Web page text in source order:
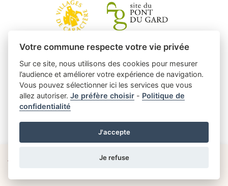
Votre commune respecte votre vie privée
Sur ce site, nous utilisons des cookies pour mesurer
l’audience et améliorer votre expérience de navigation.
Vous pouvez sélectionner ici les services que vous
allez autoriser.Je préfère choisir - Politique de
confidentialité
J'accepte
Je refuse